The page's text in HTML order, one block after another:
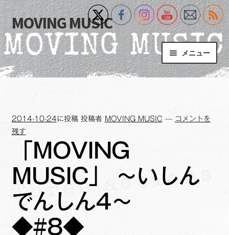
ナ
ビ
ゲ
ー
シ
ス
キ
コ
ン
テ
ン
ツ
ッ
プ
MOVING MUSIC
メニュー
Home
ブ
What’s New
Blog
+MM Online Video Platform
フォトギャラリー
2014-10-24に投稿 投稿者 MOVING MUSIC — コメントを
残す
「MOVING
MUSIC」 ～いしん
でんしん4～
◆#8◆